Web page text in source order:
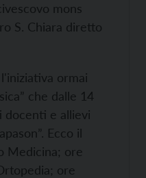
mons
S. Chiara diretto
ormai
che dalle 14
docenti e allievi
Ecco il
Medicina; ore
ore